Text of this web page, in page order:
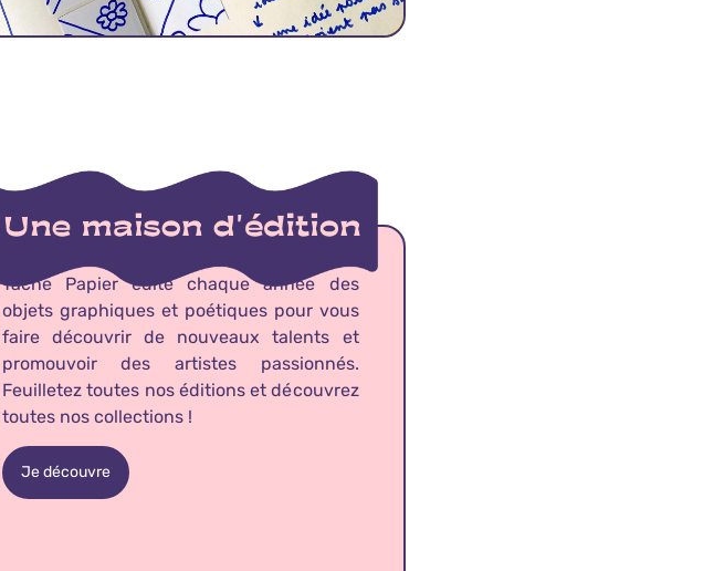
Tache Papier édite chaque année des
objets graphiques et poétiques pour vous
faire découvrir de nouveaux talents et
promouvoir des artistes passionnés.
Feuilletez toutes nos éditions et découvrez
toutes nos collections !
Je découvre